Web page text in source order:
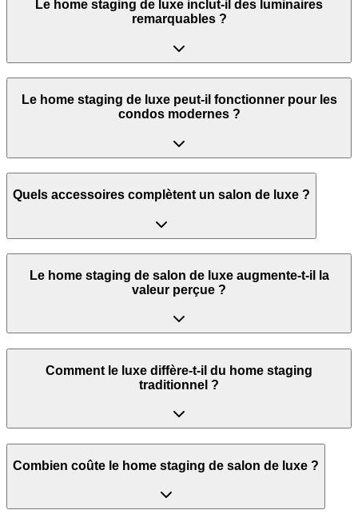
Le home staging de luxe inclut-il des luminaires
remarquables ?
Le home staging de luxe peut-il fonctionner pour les
condos modernes ?
Quels accessoires complètent un salon de luxe ?
Le home staging de salon de luxe augmente-t-il la
valeur perçue ?
Comment le luxe diffère-t-il du home staging
traditionnel ?
Combien coûte le home staging de salon de luxe ?